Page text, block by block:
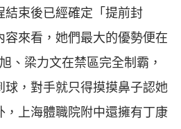
結束後已經確定「提前封
容來看，她們最大的優勢便在
、梁力文在禁區完全制霸，
球，對手就只得摸摸鼻子認她
，上海體職院附中還擁有丁康